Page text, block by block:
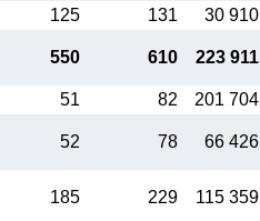
125 131 30 910
550 610 223 911
51 82 201 704
52 78 66 426
185 229 115 359